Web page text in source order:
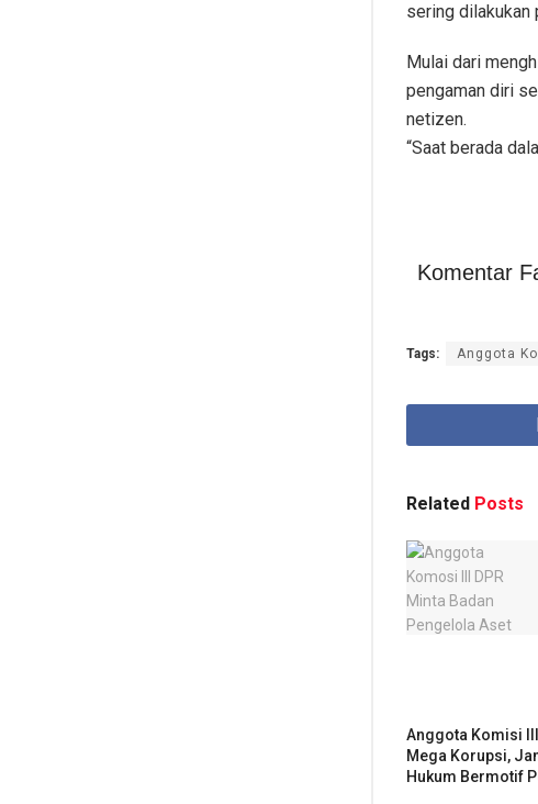
sering dilakukan
Mulai dari
pengaman diri
netizen.
“Saat berada
Komentar
Tags: Anggota
Related Posts
Anggota Komisi III
Mega Korupsi,
Hukum Bermotif